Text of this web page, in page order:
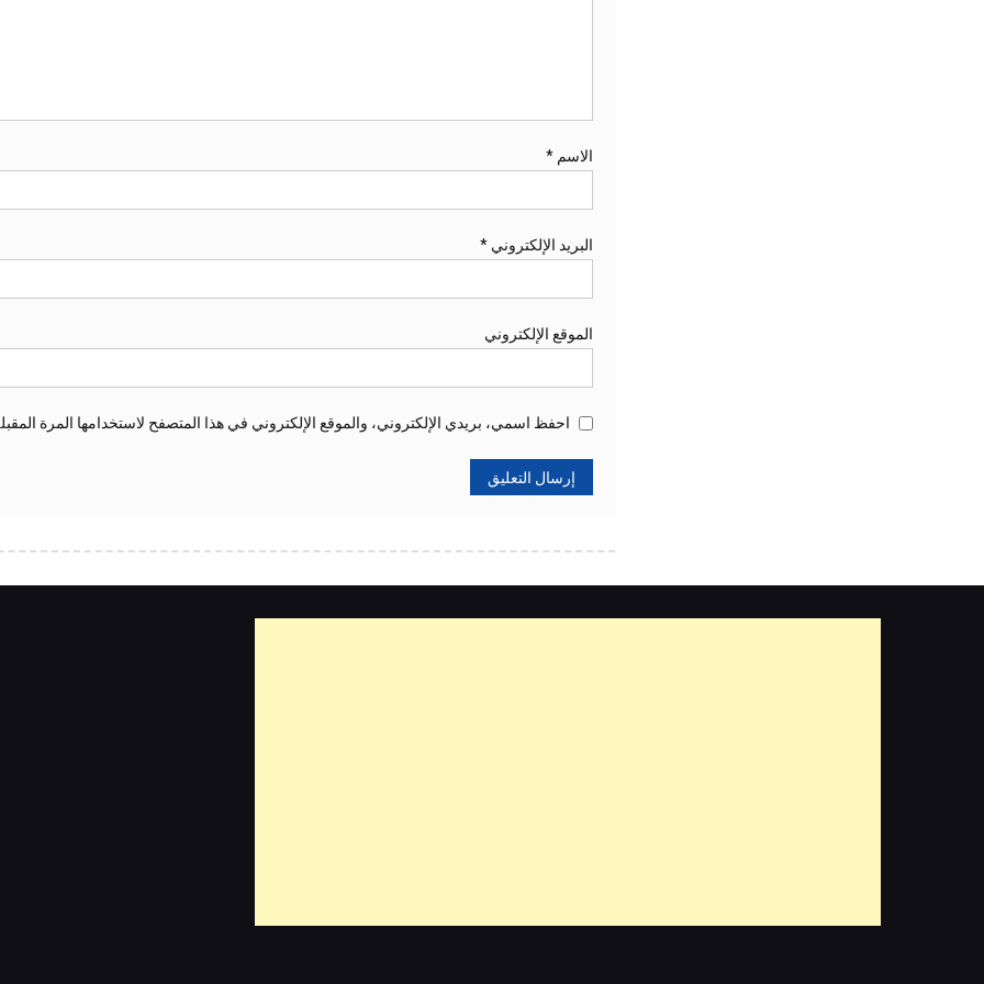
الاسم *
البريد الإلكتروني *
الموقع الإلكتروني
احفظ اسمي، بريدي الإلكتروني، والموقع الإلكتروني في هذا المتصفح لاستخدامها المرة